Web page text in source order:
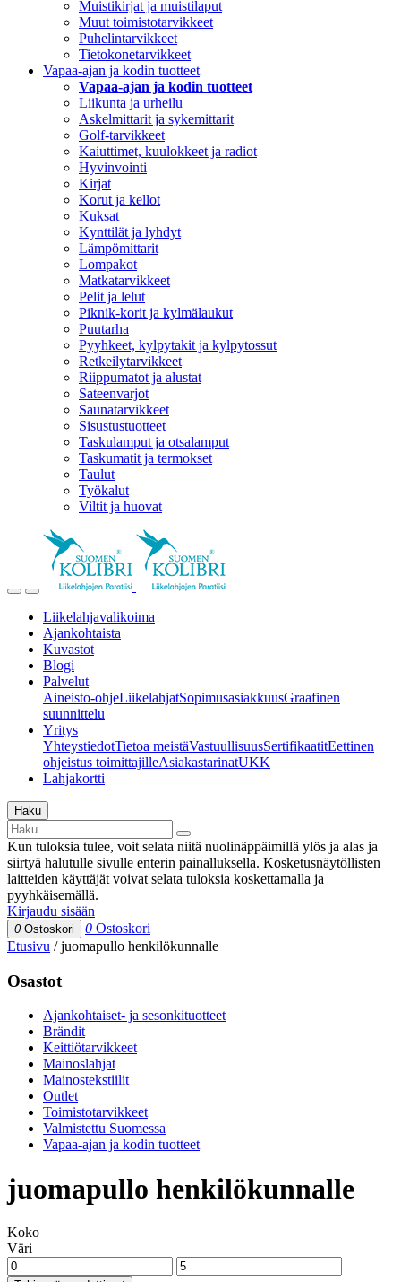
Muistikirjat ja muistilaput
Muut toimistotarvikkeet
Puhelintarvikkeet
Tietokonetarvikkeet
Vapaa-ajan ja kodin tuotteet
Vapaa-ajan ja kodin tuotteet
Liikunta ja urheilu
Askelmittarit ja sykemittarit
Golf-tarvikkeet
Kaiuttimet, kuulokkeet ja radiot
Hyvinvointi
Kirjat
Korut ja kellot
Kuksat
Kynttilät ja lyhdyt
Lämpömittarit
Lompakot
Matkatarvikkeet
Pelit ja lelut
Piknik-korit ja kylmälaukut
Puutarha
Pyyhkeet, kylpytakit ja kylpytossut
Retkeilytarvikkeet
Riippumatot ja alustat
Sateenvarjot
Saunatarvikkeet
Sisustustuotteet
Taskulamput ja otsalamput
Taskumatit ja termokset
Taulut
Työkalut
Viltit ja huovat
Liikelahjavalikoima
Ajankohtaista
Kuvastot
Blogi
Palvelut
Aineisto-ohjeLiikelahjatSopimusasiakkuusGraafinen
suunnittelu
Yritys
YhteystiedotTietoa meistäVastuullisuusSertifikaatitEettinen
ohjeistus toimittajilleAsiakastarinatUKK
Lahjakortti
Haku
Kun tuloksia tulee, voit selata niitä nuolinäppäimillä ylös ja alas ja
siirtyä halutulle sivulle enterin painalluksella. Kosketusnäytöllisten
laitteiden käyttäjät voivat selata tuloksia koskettamalla ja
pyyhkäisemällä.
Kirjaudu sisään
0 Ostoskori 0 Ostoskori
Etusivu /juomapullo henkilökunnalle
Osastot
Ajankohtaiset- ja sesonkituotteet
Brändit
Keittiötarvikkeet
Mainoslahjat
Mainostekstiilit
Outlet
Toimistotarvikkeet
Valmistettu Suomessa
Vapaa-ajan ja kodin tuotteet
juomapullo henkilökunnalle
Koko
Väri